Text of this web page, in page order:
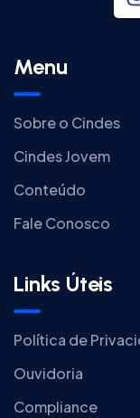
Menu
Sobre o Cindes
Cindes Jovem
Conteúdo
Fale Conosco
Links Úteis
Política de
Ouvidoria
Compliance